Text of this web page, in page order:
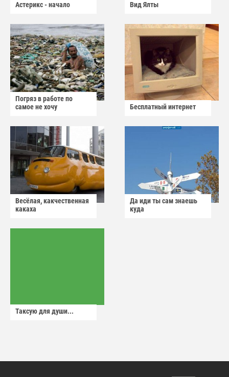
Астерикс - начало Вид Ялты
Погряз в работе по
самое не хочу
Бесплатный интернет
Весёлая, какчественная
какаха
Да иди ты сам знаешь
куда
Таксую для души...